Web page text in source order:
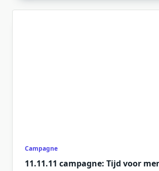
Campagne
11.11.11 campagne: Tijd voor